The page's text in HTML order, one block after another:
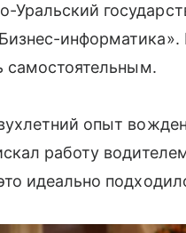
самостоятельным.
опыт
работу
идеально